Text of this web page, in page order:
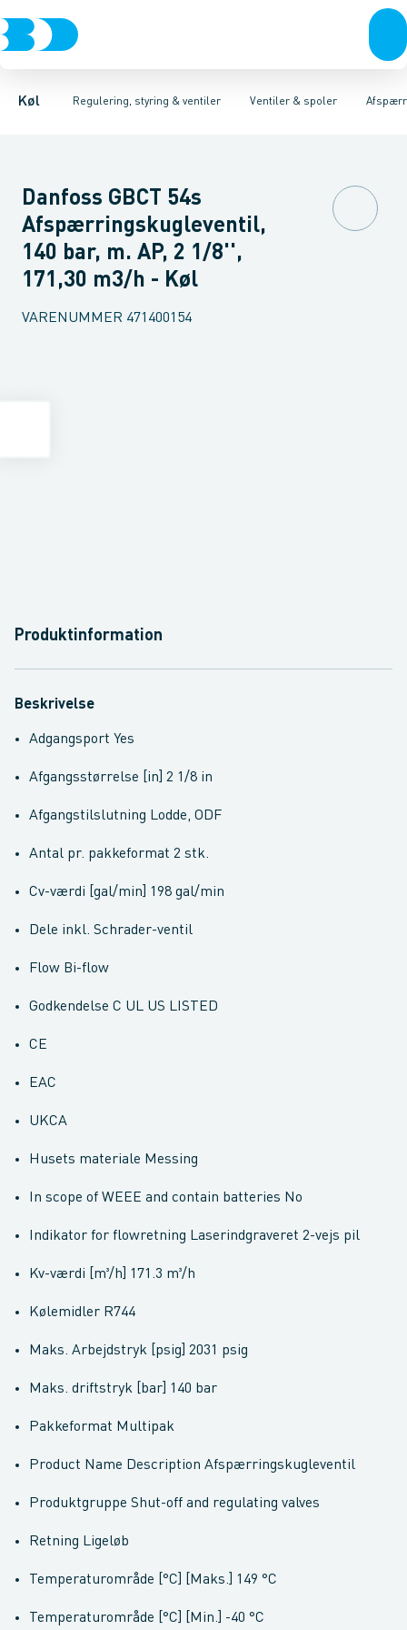
Køl Regulering, styring & ventiler
KompressorerKondenseringsaggregaterFordampere
Ventiler & spoler
Pressostater & termostaterSensorer & transmitterer
Magnetventiler til vandMagnetventiler til kølemiddel
Danfoss GBCT 54s
Afspærringskugleventil,
140 bar, m. AP, 2 1/8'',
171,30 m3/h - Køl
VARENUMMER 471400154
Produktinformation
Beskrivelse
Adgangsport Yes
Afgangsstørrelse [in] 2 1/8 in
Afgangstilslutning Lodde, ODF
Antal pr. pakkeformat 2 stk.
Cv-værdi [gal/min] 198 gal/min
Dele inkl. Schrader-ventil
Flow Bi-flow
Godkendelse C UL US LISTED
CE
EAC
UKCA
Husets materiale Messing
In scope of WEEE and contain batteries No
Indikator for flowretning Laserindgraveret 2-vejs pil
Kv-værdi [m³/h] 171.3 m³/h
Kølemidler R744
Maks. Arbejdstryk [psig] 2031 psig
Maks. driftstryk [bar] 140 bar
Pakkeformat Multipak
Product Name Description Afspærringskugleventil
Produktgruppe Shut-off and regulating valves
Retning Ligeløb
Temperaturområde [°C] [Maks.] 149 °C
Temperaturområde [°C] [Min.] -40 °C